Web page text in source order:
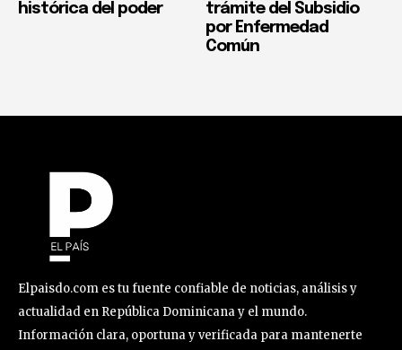
histórica del poder
trámite del Subsidio
por Enfermedad
Común
Elpaisdo.com es tu fuente confiable de noticias, análisis y
actualidad en República Dominicana y el mundo.
Información clara, oportuna y verificada para mantenerte